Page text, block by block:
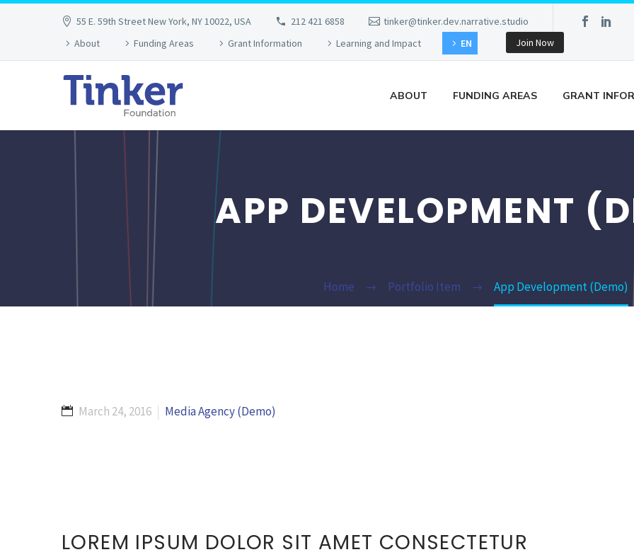
55 E. 59th Street New York, NY 10022, USA 212 421 6858
tinker@tinker.dev.narrative.studio
About
Funding Areas Grant Information Learning and Impact EN Join Now
ABOUT FUNDING AREAS GRANT
APP DEVELOPMENT
Home Portfolio Item App Development (Demo)
March 24, 2016 Media Agency (Demo)
LOREM IPSUM DOLOR SIT AMET CONSECTETUR